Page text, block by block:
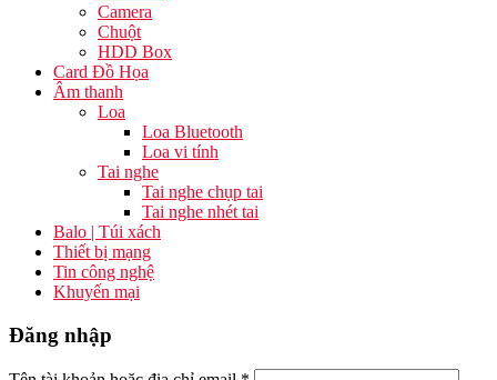
Camera
Chuột
HDD Box
Card Đồ Họa
Âm thanh
Loa
Loa Bluetooth
Loa vi tính
Tai nghe
Tai nghe chụp tai
Tai nghe nhét tai
Balo | Túi xách
Thiết bị mạng
Tin công nghệ
Khuyến mại
Đăng nhập